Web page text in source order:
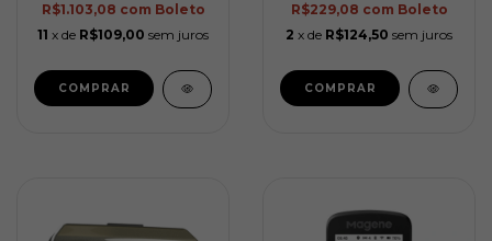
R$1.103,08 com Boleto
11 x de R$109,00 sem juros
R$229,08 com Boleto
2 x de R$124,50 sem juros